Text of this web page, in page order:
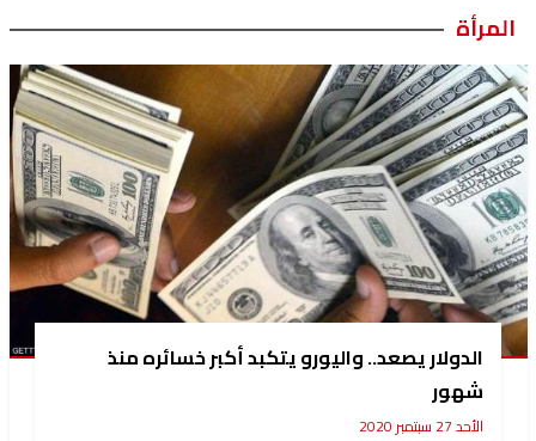
المرأة
الدولار يصعد.. واليورو يتكبد أكبر خسائره منذ
شهور
الأحد 27 سبتمبر 2020